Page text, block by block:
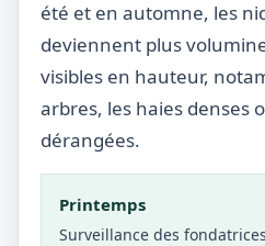
été et en automne, les
deviennent plus
visibles en hauteur,
arbres, les haies denses
dérangées.
Printemps
Surveillance des